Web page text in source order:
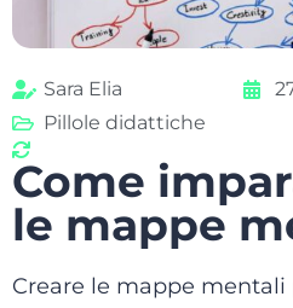
Sara Elia
Pillole didattiche
Come
le mappe
Creare le mappe